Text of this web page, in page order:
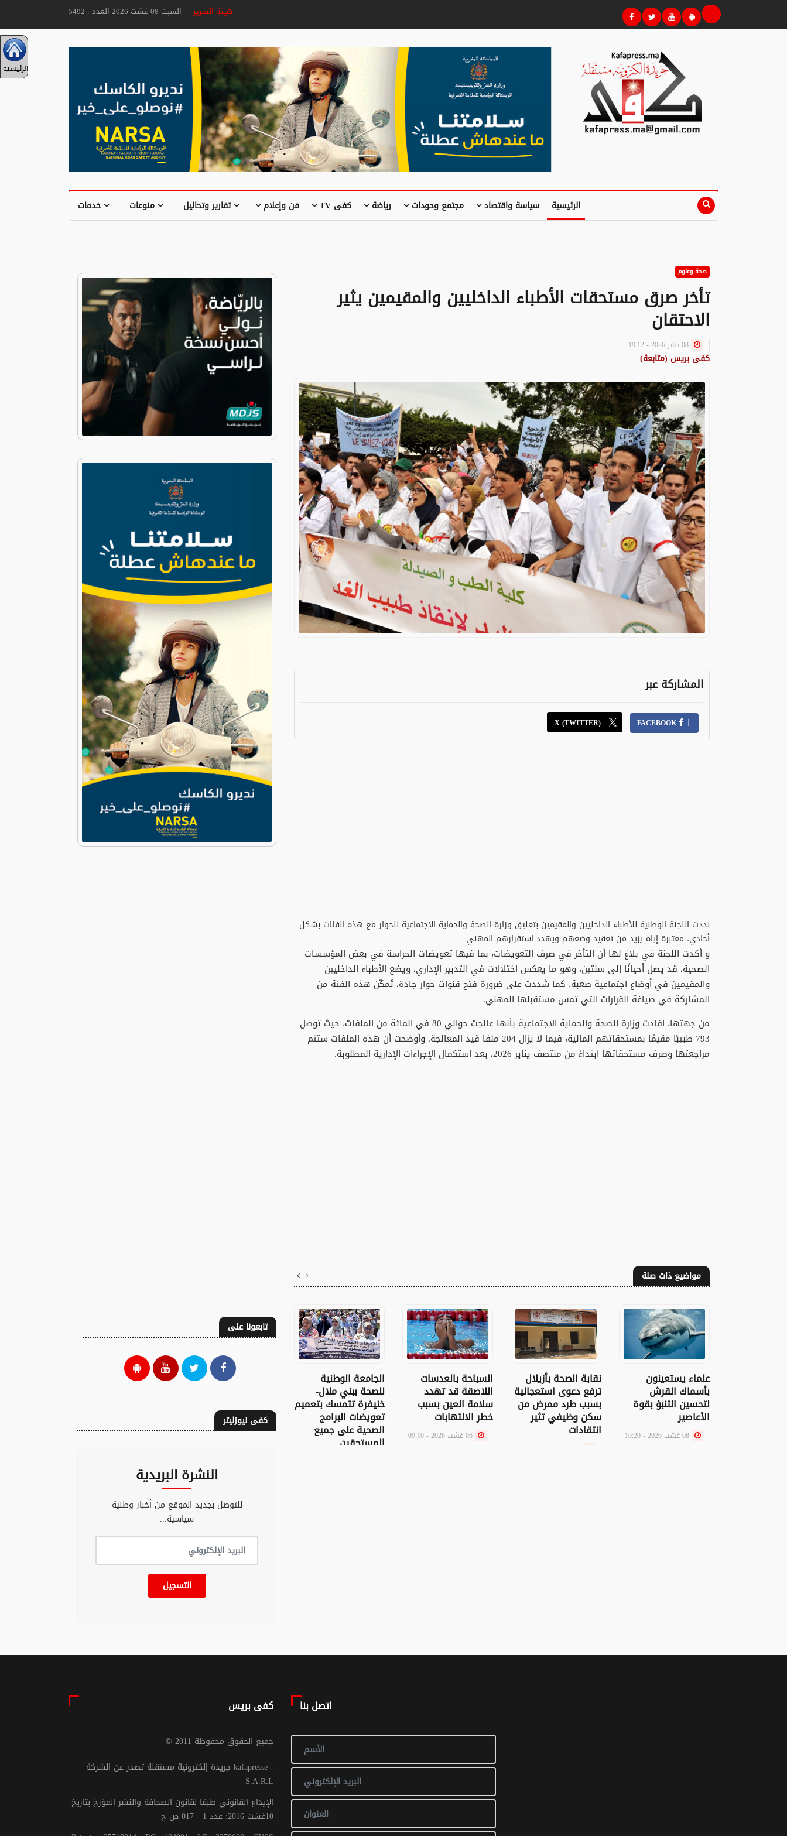
هيئة التحريرالسبت 08 غشت 2026 العدد : 5492
الرئيسية سياسة واقتصاد مجتمع وحوداث رياضة كفى TV فن وإعلام تقارير وتحاليل منوعات خدمات
الرئيسية
صحة وعلوم
تأخر صرق مستحقات الأطباء الداخليين والمقيمين يثير
الاحتقان
كفى بريس (متابعة)
المشاركة عبر
FACEBOOK
X (TWITTER)
نددت اللجنة الوطنية للأطباء الداخليين والمقيمين بتعليق وزارة الصحة والحماية الاجتماعية للحوار مع هذه الفئات بشكل
أحادي، معتبرة إياه يزيد من تعقيد وضعهم ويهدد استقرارهم المهني.
و أكدت اللجنة في بلاغ لها أن التأخر في صرف التعويضات، بما فيها تعويضات الحراسة في بعض المؤسسات
الصحية، قد يصل أحيانًا إلى سنتين، وهو ما يعكس اختلالات في التدبير الإداري، ويضع الأطباء الداخليين
والمقيمين في أوضاع اجتماعية صعبة. كما شددت على ضرورة فتح قنوات حوار جادة، تُمكّن هذه الفئة من
المشاركة في صياغة القرارات التي تمس مستقبلها المهني.
من جهتها، أفادت وزارة الصحة والحماية الاجتماعية بأنها عالجت حوالي 80 في المائة من الملفات، حيث توصل
793 طبيبًا مقيمًا بمستحقاتهم المالية، فيما لا يزال 204 ملفا قيد المعالجة. وأوضحت أن هذه الملفات ستتم
مراجعتها وصرف مستحقاتها ابتداءً من منتصف يناير 2026، بعد استكمال الإجراءات الإدارية المطلوبة.
مواضيع ذات صلة
علماء يستعينون
بأسماك القرش
لتحسين التنبؤ بقوة
الأعاصير
نقابة الصحة بأزيلال
ترفع دعوى استعجالية
بسبب طرد ممرض من
سكن وظيفي تثير
انتقادات
السباحة بالعدسات
اللاصقة قد تهدد
سلامة العين بسبب
خطر الالتهابات
الجامعة الوطنية
للصحة ببني ملال-
خنيفرة تتمسك بتعميم
تعويضات البرامج
الصحية على جميع
المستحقين
دراسة: الأمعاء قد
الدماغ
05 غشت 2026 - 10:54
علاج مخصص لارتفاع
الكيميائية بالجسم
تابعونا على
كفى نيوزليتر
النشرة البريدية
للتوصل بجديد الموقع من أخبار وطنية
سياسية...
التسجيل
كفى بريس
© جميع الحقوق محفوظة 2011
جريدة إلكترونية مستقلة تصدر عن الشركة kafapresse -
S.A.R.L
الإيداع القانوني طبقا لقانون الصحافة والنشر المؤرخ بتاريخ
10غشت 2016: عدد 1 - 017 ص ح
اتصل بنا